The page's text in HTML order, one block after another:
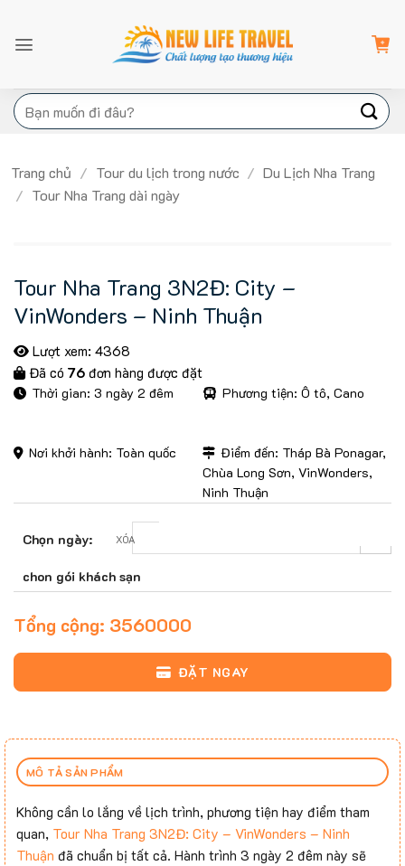
nội
Tìm
kiếm:
Trang chủ / Tour du lịch trong nước / Du Lịch Nha Trang
/ Tour Nha Trang dài ngày
Tour Nha Trang 3N2Đ: City –
VinWonders – Ninh Thuận
Lượt xem: 4368
Đã có 76 đơn hàng được đặt
Thời gian: 3 ngày 2 đêm Phương tiện: Ô tô, Cano
Nơi khởi hành: Toàn quốc
Điểm đến: Tháp Bà Ponagar,
Chùa Long Sơn, VinWonders,
Ninh Thuận
Chọn ngày:
chon gói khách sạn
XÓA
Tổng cộng: 3560000
ĐẶT NGAY
MÔ TẢ SẢN PHẨM
Không cần lo lắng về lịch trình, phương tiện hay điểm tham
quan, Tour Nha Trang 3N2Đ: City – VinWonders – Ninh
Thuận đã chuẩn bị tất cả. Hành trình 3 ngày 2 đêm này sẽ